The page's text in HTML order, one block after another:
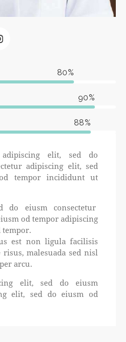
80%
90%
88%
adipiscing elit, sed do
adipiscing elit, sed
tempor incididunt ut
do eiusm consectetur
od tempor adipiscing
tempor.
est non ligula facilisis
malesuada sed nisl
arcu.
elit, sed do eiusm
elit, sed do eiusm od